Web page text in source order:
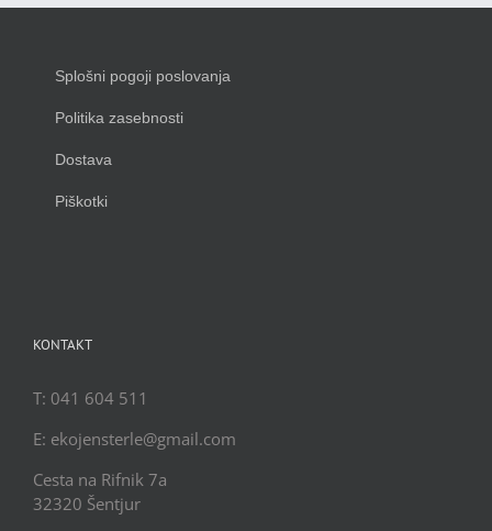
Splošni pogoji poslovanja
Politika zasebnosti
Dostava
Piškotki
KONTAKT
T: 041 604 511
E: ekojensterle@gmail.com
Cesta na Rifnik 7a
32320 Šentjur